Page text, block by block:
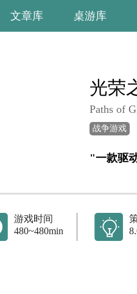
文章库 桌游库
光荣
Paths of
战争游戏
"一款驱
游戏时间
480~480min